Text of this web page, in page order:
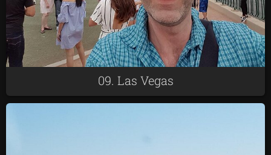
09. Las Vegas